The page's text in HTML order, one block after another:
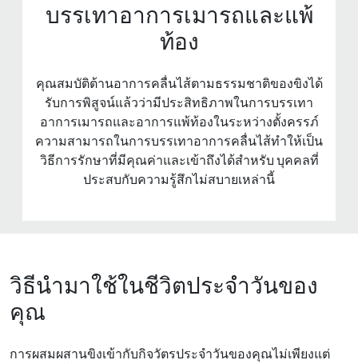
บรรเทาอาการเมารถและแพ้
ท้อง
คุณสมบัติต้านอาการคลื่นไส้ตามธรรมชาติของขิงได้
รับการพิสูจน์แล้วว่ามีประสิทธิภาพในการบรรเทา
อาการเมารถและอาการแพ้ท้องในระหว่างตั้งครรภ์
ความสามารถในการบรรเทาอาการคลื่นไส้ทําให้เป็น
วิธีการรักษาที่มีคุณค่าและเข้าถึงได้สําหรับ บุคคลที่
ประสบกับความรู้สึกไม่สบายเหล่านี้
วิธีนำมาใช้ในชีวิตประจำวันของ
คุณ
การผสมผสานขิงเข้ากับกิจวัตรประจําวันของคุณไม่เพียงแต่